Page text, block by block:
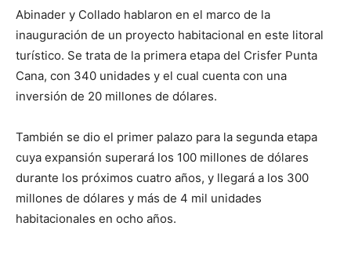
Abinader y Collado hablaron en el marco de la
inauguración de un proyecto habitacional en este litoral
turístico. Se trata de la primera etapa del Crisfer Punta
Cana, con 340 unidades y el cual cuenta con una
inversión de 20 millones de dólares.
También se dio el primer palazo para la segunda etapa
cuya expansión superará los 100 millones de dólares
durante los próximos cuatro años, y llegará a los 300
millones de dólares y más de 4 mil unidades
habitacionales en ocho años.